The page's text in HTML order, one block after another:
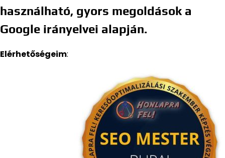
használható, gyors megoldások a
Google irányelvei alapján.
Elérhetőségeim: